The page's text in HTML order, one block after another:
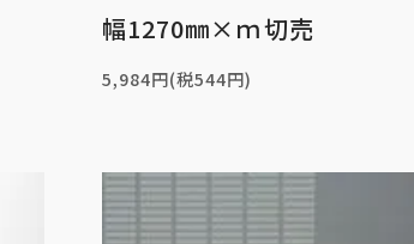
幅1270㎜×ｍ切売
5,984円(税544円)